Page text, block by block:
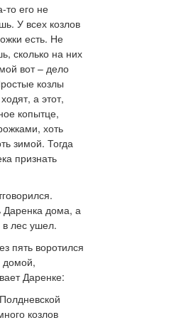
то его не
У всех козлов
есть. Не
сколько на них
вот – дело
козлы
а этот,
копытце,
хоть
зимой. Тогда
признать
Даренка дома, а
в лес ушел.
пять воротился
домой,
Даренке:
козлов